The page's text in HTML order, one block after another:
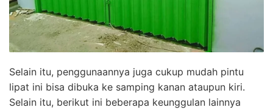
Selain itu, penggunaannya juga cukup mudah pintu
lipat ini bisa dibuka ke samping kanan ataupun kiri.
Selain itu, berikut ini beberapa keunggulan lainnya